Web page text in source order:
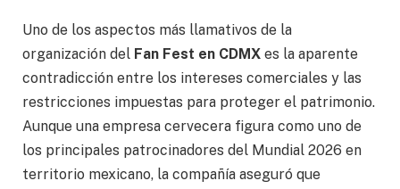
Uno de los aspectos más llamativos de la
organización del Fan Fest en CDMX es la aparente
contradicción entre los intereses comerciales y las
restricciones impuestas para proteger el patrimonio.
Aunque una empresa cervecera figura como uno de
los principales patrocinadores del Mundial 2026 en
territorio mexicano, la compañía aseguró que